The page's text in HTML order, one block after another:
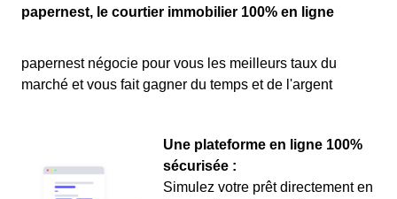
papernest, le courtier immobilier 100% en ligne
papernest négocie pour vous les meilleurs taux du
marché et vous fait gagner du temps et de l'argent
Une plateforme en ligne 100%
sécurisée :
Simulez votre prêt directement en